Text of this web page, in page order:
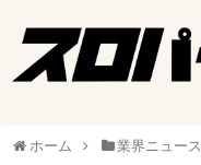
ホーム 業界ニュース